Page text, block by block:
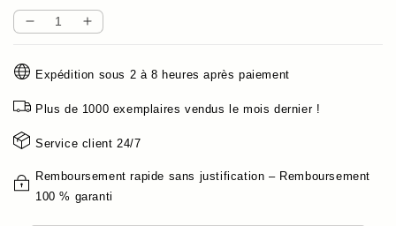
Réduire
quantité
de
🔥
time
discount】
Cut-
Augmenter
quantité
de
🔥
time
discount】
Cut-
Expédition sous 2 à 8 heures après paiement
Plus de 1000 exemplaires vendus le mois dernier !
Service client 24/7
Remboursement rapide sans justification – Remboursement
100 % garanti